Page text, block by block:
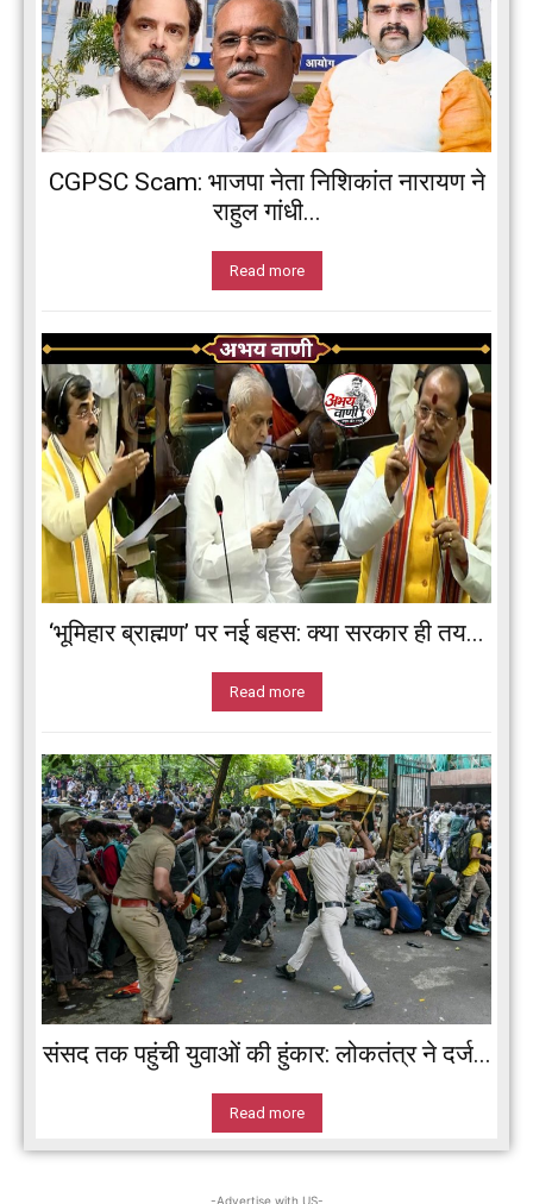
CGPSC Scam: भाजपा नेता निशिकांत नारायण ने
राहुल गांधी...
Read more
‘भूमिहार ब्राह्मण’ पर नई बहस: क्या सरकार ही तय...
Read more
संसद तक पहुंची युवाओं की हुंकार: लोकतंत्र ने दर्ज...
Read more
-Advertise with US-